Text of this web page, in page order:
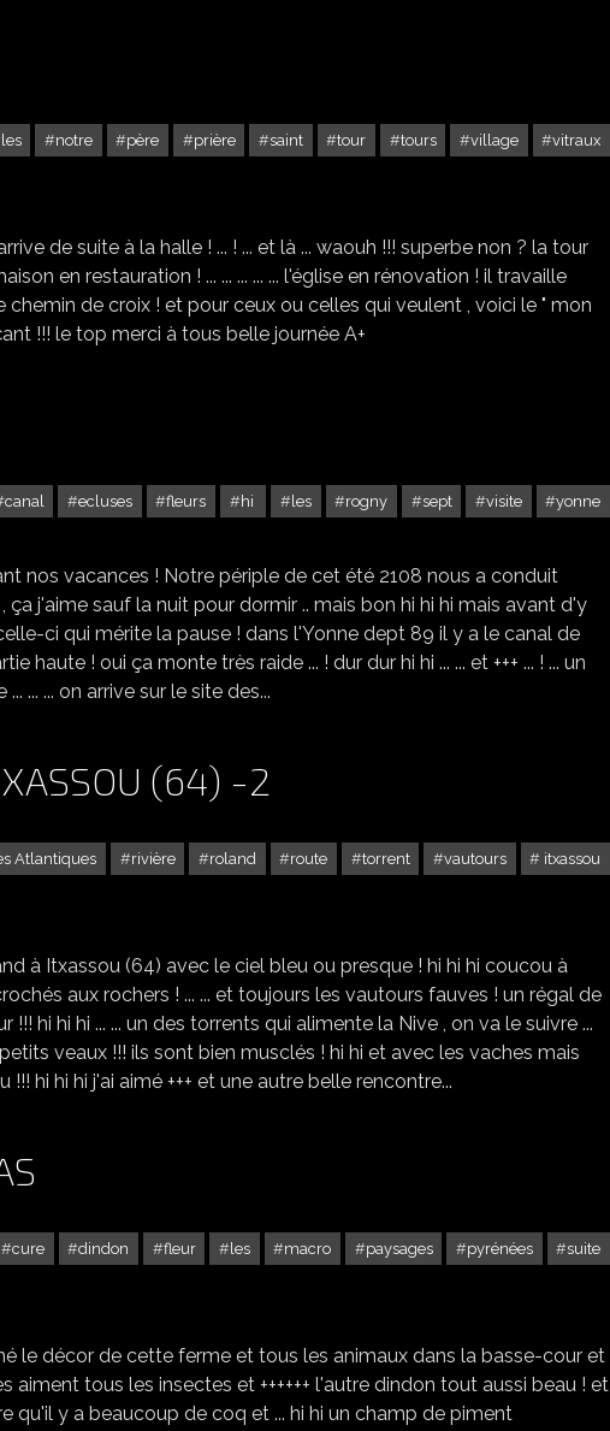
les notre père prière saint tour tours village
vitraux
de suite à la halle ! ... ! ... et là ... waouh !!! superbe non ? la tour
en restauration ! ... ... ... ... ... l'église en rénovation ! il travaille
chemin de croix ! et pour ceux ou celles qui veulent , voici le " mon
!!! le top merci à tous belle journée A+
canal ecluses fleurs hi les rogny sept visite yonne
ROGNY LES 7 ÉCLUSES
nos vacances ! Notre périple de cet été 2108 nous a conduit
ça j'aime sauf la nuit pour dormir .. mais bon hi hi hi mais avant d'y
ci qui mérite la pause ! dans l'Yonne dept 89 il y a le canal de
haute ! oui ça monte très raide ... ! dur dur hi hi ... ... et +++ ... ! ... un
... ... on arrive sur le site des...
(64) -2
Atlantiques rivière roland route torrent vautours
itxassou
à Itxassou (64) avec le ciel bleu ou presque ! hi hi hi coucou à
aux rochers ! ... ... et toujours les vautours fauves ! un régal de
hi hi hi ... ... un des torrents qui alimente la Nive , on va le suivre ...
veaux !!! ils sont bien musclés ! hi hi et avec les vaches mais
hi hi hi j'ai aimé +++ et une autre belle rencontre...
cure dindon fleur les macro paysages pyrénées
suite
le décor de cette ferme et tous les animaux dans la basse-cour et
aiment tous les insectes et ++++++ l'autre dindon tout aussi beau ! et
qu'il y a beaucoup de coq et ... hi hi un champ de piment